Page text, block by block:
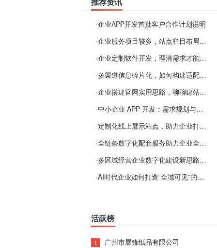
·企业APP开发首批客户合作计划说明
·企业服务项目较多，站点栏目布局规划参考思路
·企业定制软件开发，理清需求才能提升数字化落地效率
·多渠道信息碎片化，如何构建适配 AI 检索的品牌信息源
·企业搭建官网实用思路，聊聊建站容易忽视的问题
·中小企业 APP 开发：需求规划与项目落地避坑经验分享
·定制化线上展示站点，助力企业打通线上经营渠道
·全链条数字化配套服务助力企业全域线上经营
·多区域经营企业数字化建设新思路：多端载体与地域检索一体化落地思路分享
·AI时代企业如何打造“全域可见”的数字资产？梓彤超越给出新解法
活跃榜
1 广州市展锋纸品有限公司